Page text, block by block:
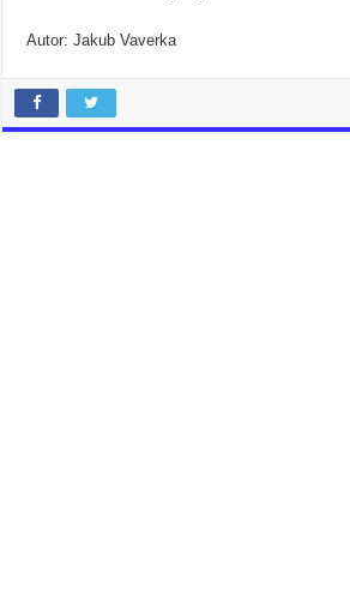
Autor: Jakub Vaverka